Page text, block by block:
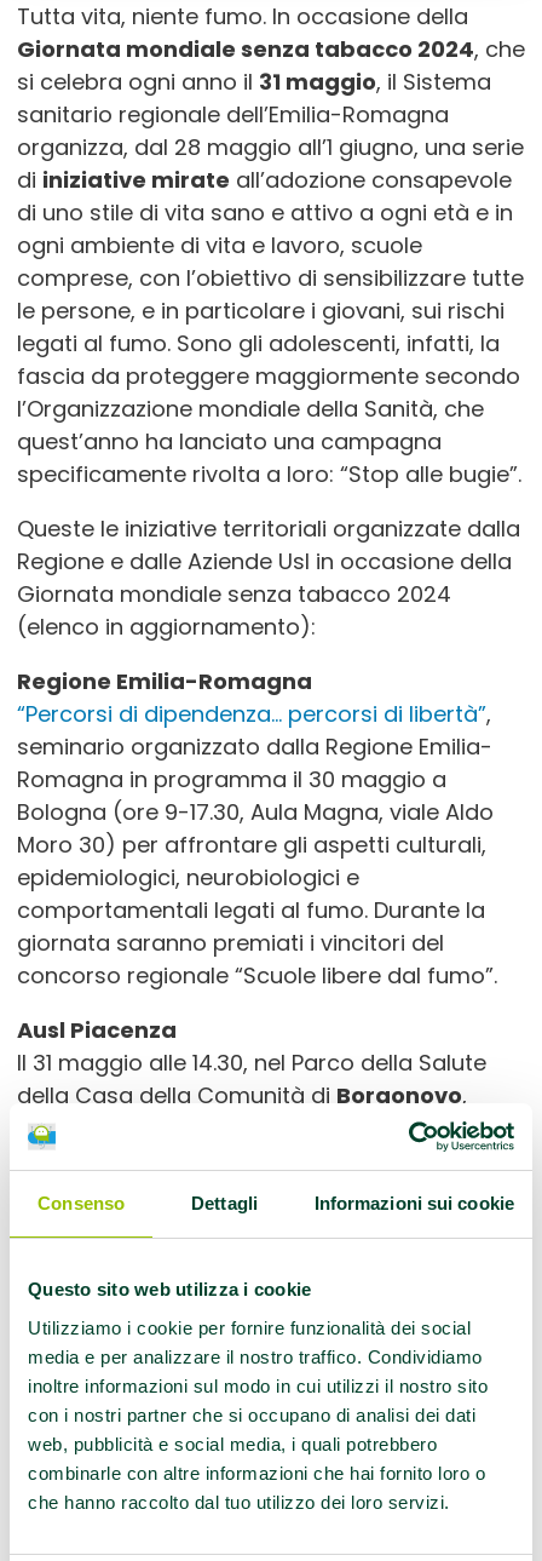
Consenso Dettagli Informazioni sui cookie
Questo sito web utilizza i cookie
Utilizziamo i cookie per fornire funzionalità dei social
media e per analizzare il nostro traffico. Condividiamo
inoltre informazioni sul modo in cui utilizzi il nostro sito
con i nostri partner che si occupano di analisi dei dati
web, pubblicità e social media, i quali potrebbero
combinarle con altre informazioni che hai fornito loro o
che hanno raccolto dal tuo utilizzo dei loro servizi.
Tutta vita, niente fumo. In occasione della
Giornata mondiale senza tabacco 2024, che
si celebra ogni anno il 31 maggio, il Sistema
sanitario regionale dell’Emilia-Romagna
organizza, dal 28 maggio all’1 giugno, una serie
di iniziative mirate all’adozione consapevole
di uno stile di vita sano e attivo a ogni età e in
ogni ambiente di vita e lavoro, scuole
comprese, con l’obiettivo di sensibilizzare tutte
le persone, e in particolare i giovani, sui rischi
legati al fumo. Sono gli adolescenti, infatti, la
fascia da proteggere maggiormente secondo
l’Organizzazione mondiale della Sanità, che
quest’anno ha lanciato una campagna
specificamente rivolta a loro: “Stop alle bugie”.
Queste le iniziative territoriali organizzate dalla
Regione e dalle Aziende Usl in occasione della
Giornata mondiale senza tabacco 2024
(elenco in aggiornamento):
Regione Emilia-Romagna
“Percorsi di dipendenza… percorsi di libertà”,
seminario organizzato dalla Regione Emilia-
Romagna in programma il 30 maggio a
Bologna (ore 9-17.30, Aula Magna, viale Aldo
Moro 30) per affrontare gli aspetti culturali,
epidemiologici, neurobiologici e
comportamentali legati al fumo.Durante la
giornata saranno premiati i vincitori del
concorso regionale “Scuole libere dal fumo”.
Ausl Piacenza
Il 31 maggio alle 14.30, nel Parco della Salute
della Casa della Comunità di Borgonovo,
nell’ambito dell’evento “Lavori in corso” legato
al progetto Casa Community Lab, sarà
presente la LILT Piacenza per un momento di
Ausl Parma
Il 30 maggio alle 15.10 Giuliano Giucastro,
responsabile dei Centri antifumo
dell’Azienda Usl di Parma, sarà ospite della
trasmissione di Radio Parma“Non ci sto
più dentro”per parlare dei danni del fumo
e di come uscire da questa dipendenza. La